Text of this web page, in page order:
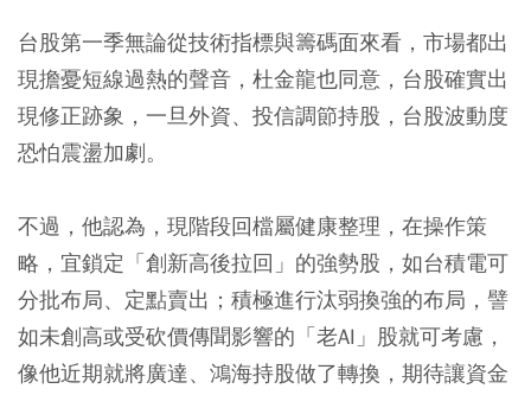
台股第一季無論從技術指標與籌碼面來看，市場都出
現擔憂短線過熱的聲音，杜金龍也同意，台股確實出
現修正跡象，一旦外資、投信調節持股，台股波動度
恐怕震盪加劇。
不過，他認為，現階段回檔屬健康整理，在操作策
略，宜鎖定「創新高後拉回」的強勢股，如台積電可
分批布局、定點賣出；積極進行汰弱換強的布局，譬
如未創高或受砍價傳聞影響的「老AI」股就可考慮，
像他近期就將廣達、鴻海持股做了轉換，期待讓資金